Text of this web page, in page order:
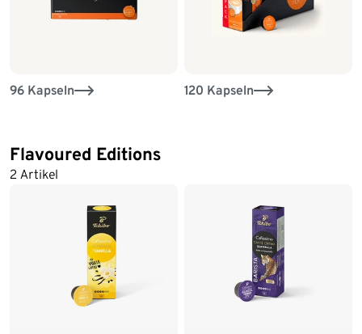
96 Kapseln 120 Kapseln
Flavoured Editions
2 Artikel